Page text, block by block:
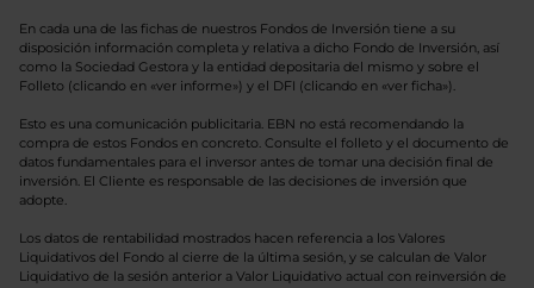
En cada una de las fichas de nuestros Fondos de Inversión tiene a su
disposición información completa y relativa a dicho Fondo de Inversión, así
como la Sociedad Gestora y la entidad depositaria del mismo y sobre el
Folleto (clicando en «ver informe») y el DFI (clicando en «ver ficha»).
Esto es una comunicación publicitaria. EBN no está recomendando la
compra de estos Fondos en concreto. Consulte el folleto y el documento de
datos fundamentales para el inversor antes de tomar una decisión final de
inversión. El Cliente es responsable de las decisiones de inversión que
adopte.
Los datos de rentabilidad mostrados hacen referencia a los Valores
Liquidativos del Fondo al cierre de la última sesión, y se calculan de Valor
Liquidativo de la sesión anterior a Valor Liquidativo actual con reinversión de